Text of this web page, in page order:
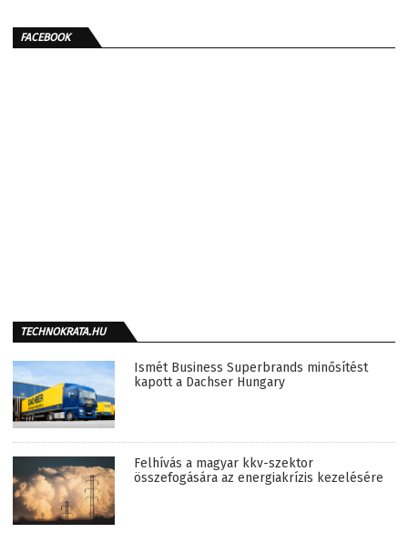
FACEBOOK
TECHNOKRATA.HU
Ismét Business Superbrands minősítést
kapott a Dachser Hungary
Felhívás a magyar kkv-szektor
összefogására az energiakrízis kezelésére